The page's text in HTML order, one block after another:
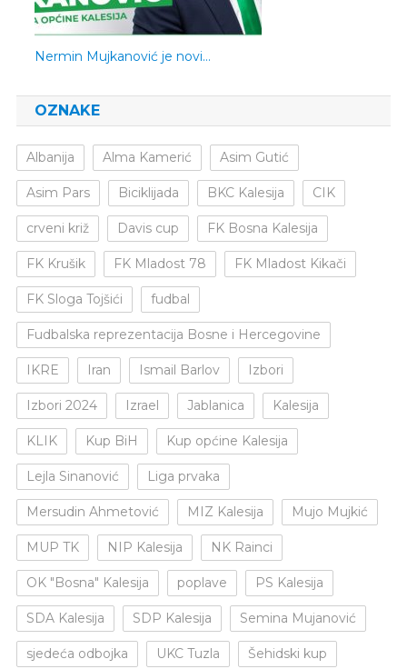
Nermin Mujkanović je novi…
OZNAKE
Albanija Alma Kamerić Asim Gutić
Asim Pars Biciklijada BKC Kalesija CIK
crveni križ Davis cup FK Bosna Kalesija
FK Krušik FK Mladost 78 FK Mladost Kikači
FK Sloga Tojšići fudbal
Fudbalska reprezentacija Bosne i Hercegovine
IKRE Iran Ismail Barlov Izbori
Izbori 2024 Izrael Jablanica Kalesija
KLIK Kup BiH Kup općine Kalesija
Lejla Sinanović Liga prvaka
Mersudin Ahmetović MIZ Kalesija Mujo Mujkić
MUP TK NIP Kalesija NK Rainci
OK "Bosna" Kalesija poplave PS Kalesija
SDA Kalesija SDP Kalesija Semina Mujanović
sjedeća odbojka UKC Tuzla Šehidski kup